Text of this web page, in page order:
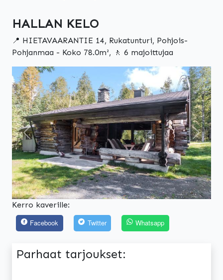
HALLAN KELO
📍 HIETAVAARANTIE 14, Rukatunturi, Pohjois-
Pohjanmaa - Koko 78.0m², 🚶 6 majoittujaa
Edellinen
Kerro kaverille:
Facebook
Twitter Whatsapp
Parhaat tarjoukset: